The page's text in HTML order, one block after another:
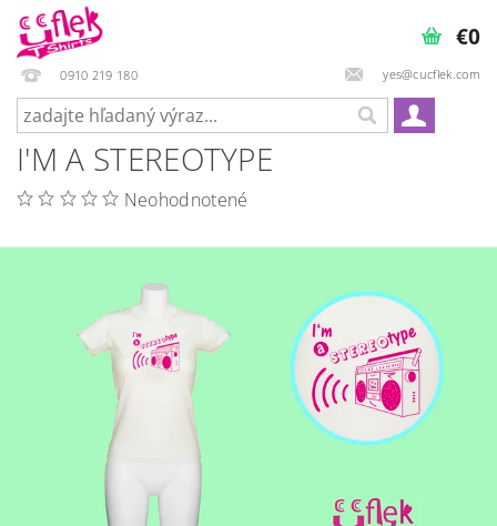
0910 219 180 yes@cucflek.com
€0
I'M A STEREOTYPE
Neohodnotené